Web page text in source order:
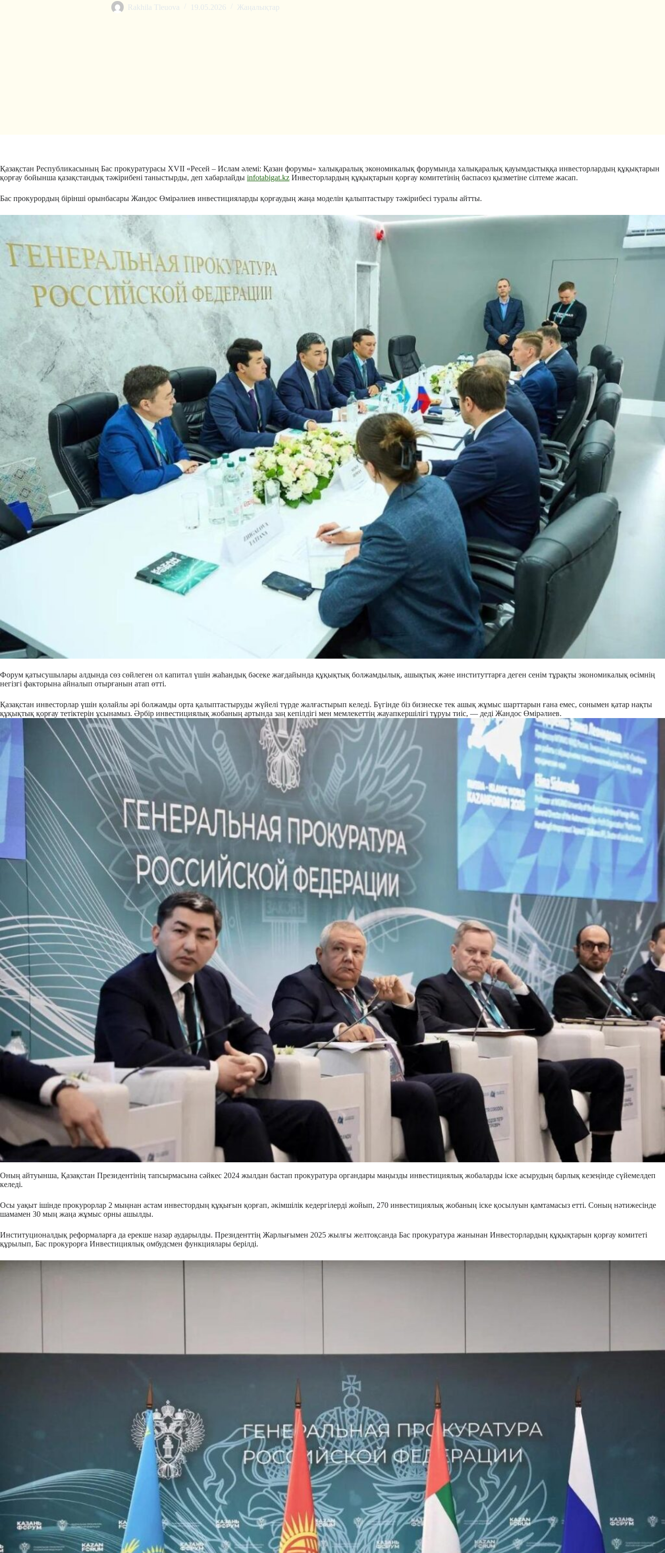
Rakhila Tleuova 19.05.2026 Жаңалықтар
Қазақстан Республикасының Бас прокуратурасы XVII «Ресей – Ислам әлемі: Қазан форумы» халықаралық экономикалық форумында халықаралық қауымдастыққа инвесторлардың құқықтарын
қорғау бойынша қазақстандық тәжірибені таныстырды, деп хабарлайды infotabigat.kz Инвесторлардың құқықтарын қорғау комитетінің баспасөз қызметіне сілтеме жасап.
Бас прокурордың бірінші орынбасары Жандос Өмірәлиев инвестицияларды қорғаудың жаңа моделін қалыптастыру тәжірибесі туралы айтты.
Форум қатысушылары алдында сөз сөйлеген ол капитал үшін жаһандық бәсеке жағдайында құқықтық болжамдылық, ашықтық және институттарға деген сенім тұрақты экономикалық өсімнің
негізгі факторына айналып отырғанын атап өтті.
Қазақстан инвесторлар үшін қолайлы әрі болжамды орта қалыптастыруды жүйелі түрде жалғастырып келеді. Бүгінде біз бизнеске тек ашық жұмыс шарттарын ғана емес, сонымен қатар нақты
құқықтық қорғау тетіктерін ұсынамыз. Әрбір инвестициялық жобаның артында заң кепілдігі мен мемлекеттің жауапкершілігі тұруы тиіс, — деді Жандос Өмірәлиев.
Оның айтуынша, Қазақстан Президентінің тапсырмасына сәйкес 2024 жылдан бастап прокуратура органдары маңызды инвестициялық жобаларды іске асырудың барлық кезеңінде сүйемелдеп
келеді.
Осы уақыт ішінде прокурорлар 2 мыңнан астам инвестордың құқығын қорғап, әкімшілік кедергілерді жойып, 270 инвестициялық жобаның іске қосылуын қамтамасыз етті. Соның нәтижесінде
шамамен 30 мың жаңа жұмыс орны ашылды.
Институционалдық реформаларға да ерекше назар аударылды. Президенттің Жарлығымен 2025 жылғы желтоқсанда Бас прокуратура жанынан Инвесторлардың құқықтарын қорғау комитеті
құрылып, Бас прокурорға Инвестициялық омбудсмен функциялары берілді.